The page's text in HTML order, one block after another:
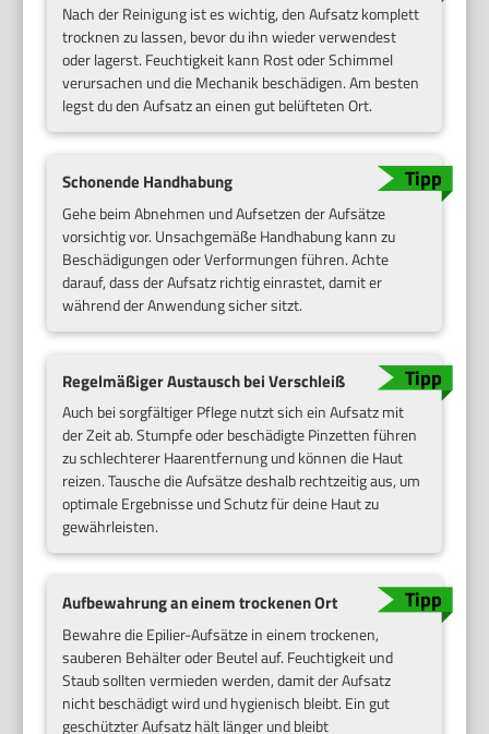
Nach der Reinigung ist es wichtig, den Aufsatz komplett
trocknen zu lassen, bevor du ihn wieder verwendest
oder lagerst. Feuchtigkeit kann Rost oder Schimmel
verursachen und die Mechanik beschädigen. Am besten
legst du den Aufsatz an einen gut belüfteten Ort.
Schonende Handhabung
Gehe beim Abnehmen und Aufsetzen der Aufsätze
vorsichtig vor. Unsachgemäße Handhabung kann zu
Beschädigungen oder Verformungen führen. Achte
darauf, dass der Aufsatz richtig einrastet, damit er
während der Anwendung sicher sitzt.
Regelmäßiger Austausch bei Verschleiß
Auch bei sorgfältiger Pflege nutzt sich ein Aufsatz mit
der Zeit ab. Stumpfe oder beschädigte Pinzetten führen
zu schlechterer Haarentfernung und können die Haut
reizen. Tausche die Aufsätze deshalb rechtzeitig aus, um
optimale Ergebnisse und Schutz für deine Haut zu
gewährleisten.
Aufbewahrung an einem trockenen Ort
Bewahre die Epilier-Aufsätze in einem trockenen,
sauberen Behälter oder Beutel auf. Feuchtigkeit und
Staub sollten vermieden werden, damit der Aufsatz
nicht beschädigt wird und hygienisch bleibt. Ein gut
geschützter Aufsatz hält länger und bleibt